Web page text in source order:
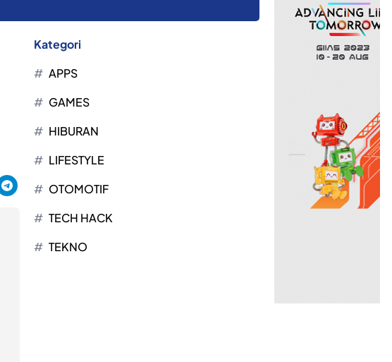
Kategori
APPS
GAMES
HIBURAN
LIFESTYLE
OTOMOTIF
TECH HACK
TEKNO